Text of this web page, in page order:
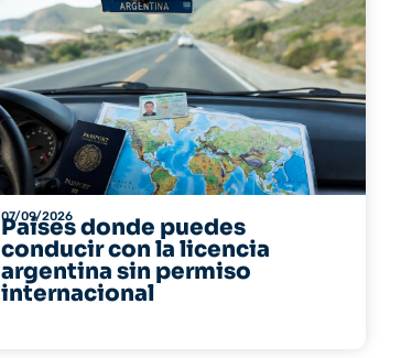
07/09/2026
Países donde puedes
conducir con la licencia
argentina sin permiso
internacional